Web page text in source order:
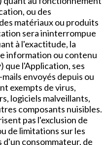
ou des
matériaux ou produits
sera ininterrompue
à l'exactitude, la
information ou contenu
que l'Application, ses
envoyés depuis ou
exempts de virus,
logiciels malveillants,
composants nuisibles.
pas l'exclusion de
de limitations sur les
consommateur, de